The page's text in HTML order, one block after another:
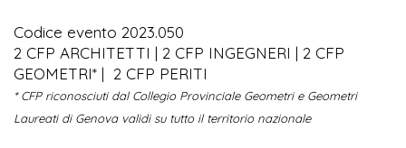
Codice evento 2023.050
2 CFP ARCHITETTI | 2 CFP INGEGNERI | 2 CFP
GEOMETRI* | 2 CFP PERITI
* CFP riconosciuti dal Collegio Provinciale Geometri e Geometri
Laureati di Genova validi su tutto il territorio nazionale